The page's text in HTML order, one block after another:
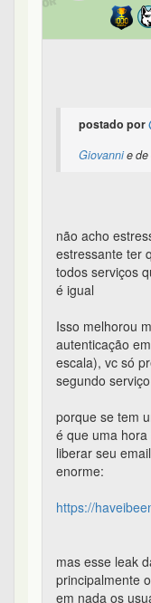
postado por
Giovannie de
não acho
estressante ter
todos serviços
é igual
Isso melhorou
autenticação
escala), vc só
segundo serviço
porque se tem
é que uma
liberar seu
enorme:
https://
mas esse leak
principalmente
em nada os